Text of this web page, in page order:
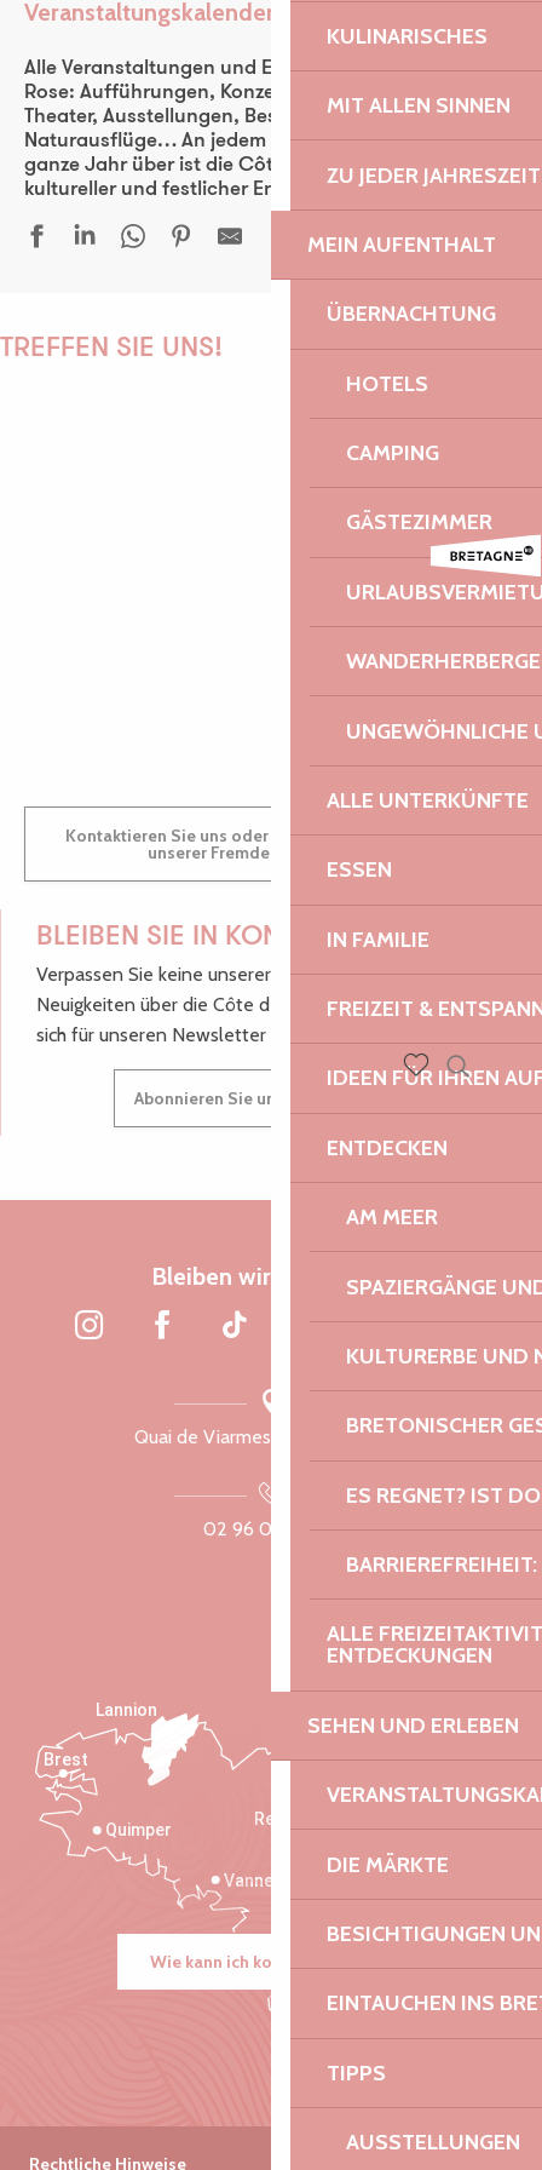
KULINARISCHES
MIT ALLEN SINNEN
ZU JEDER JAHRESZEIT
MEIN AUFENTHALT
ÜBERNACHTUNG
HOTELS
CAMPING
GÄSTEZIMMER
UNGEWÖHNLICHE
ALLE UNTERKÜNFTE
ESSEN
IN FAMILIE
FREIZEIT &
IDEEN FÜR IHREN
ENTDECKEN
AM MEER
SPAZIERGÄNGE
KULTURERBE UND
BRETONISCHER
ES REGNET? IST
ALLE
ENTDECKUNGEN
SEHEN UND ERLEBEN
DIE MÄRKTE
BESICHTIGUNGEN
EINTAUCHEN INS
TIPPS
AUSSTELLUNGEN
Veranstaltungskalender
Ajouter aux favoris
Alle Veranstaltungen und Events der Côte de Granit
Rose: Aufführungen, Konzerte, Fest-noz, Festivals,
Theater, Ausstellungen, Besichtigungen,
Naturausflüge… An jedem Tag der Woche und das
ganze Jahr über ist die Côte de Granit Rose ein
kultureller und festlicher Entdeckungsraum für alle.
Festival Cordes en Trégor - Concert d'ouverture
Une grande ferme du Trégor - Léguer en fête
Vide-grenier de l'école Notre-Dame
Musiques du XXe siècle - Festival La vie en musique
TREFFEN SIE UNS!
PAULINE
AUDREY
Kontaktieren Sie uns oder besuchen Sie uns in einem
unserer Fremdenverkehrsbüros.
BLEIBEN SIE IN KONTAKT!
Verpassen Sie keine unserer guten Tipps und
Neuigkeiten über die Côte de Granit Rose, melden Sie
sich für unseren Newsletter an.
Abonnieren Sie unseren Newsletter
Bleiben wir verbunden
Quai de Viarmes, 22300 Lannion
02 96 05 60 70
Rennes
Vannes
Quimper
Lannion
Brest
Wie kann ich kommen?
Rechtliche Hinweise